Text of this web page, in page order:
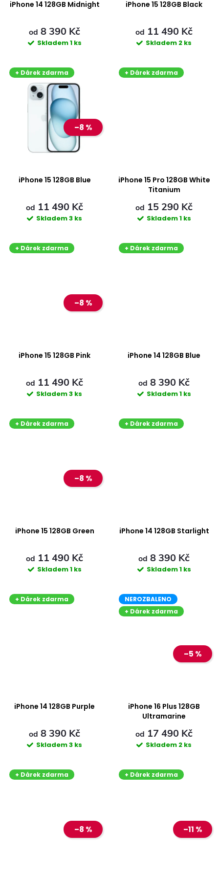
p
o
p
d
iPhone 14 128GB Midnight
od 8 390 Kč
Skladem1 ks
iPhone 15 128GB Black
od 11 490 Kč
Skladem 2 ks
+ Dárek zdarma
–8 %
iPhone 15 128GB Blue
od 11 490 Kč
Skladem3 ks
+ Dárek zdarma
iPhone 15 Pro 128GB White
Titanium
od 15 290 Kč
Skladem1 ks
+ Dárek zdarma
–8 %
iPhone 15 128GB Pink
od 11 490 Kč
Skladem3 ks
+ Dárek zdarma
iPhone 14 128GB Blue
od 8 390 Kč
Skladem1 ks
+ Dárek zdarma
–8 %
iPhone 15 128GB Green
od 11 490 Kč
Skladem1 ks
+ Dárek zdarma
iPhone 14 128GB Starlight
od 8 390 Kč
Skladem1 ks
+ Dárek zdarma
iPhone 14 128GB Purple
od 8 390 Kč
Skladem3 ks
NEROZBALENO
+ Dárek zdarma
–5 %
iPhone 16 Plus 128GB
Ultramarine
od 17 490 Kč
Skladem 2 ks
+ Dárek zdarma
–8 %
+ Dárek zdarma
–11 %